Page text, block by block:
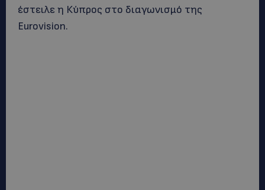
έστειλε η Κύπρος στο διαγωνισμό της
Eurovision.